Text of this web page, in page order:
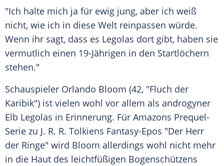
"Ich halte mich ja für ewig jung, aber ich weiß
nicht, wie ich in diese Welt reinpassen würde.
Wenn ihr sagt, dass es Legolas dort gibt, haben sie
vermutlich einen 19-Jährigen in den Startlöchern
stehen."
Schauspieler Orlando Bloom (42, "Fluch der
Karibik") ist vielen wohl vor allem als androgyner
Elb Legolas in Erinnerung. Für Amazons Prequel-
Serie zu J. R. R. Tolkiens Fantasy-Epos "Der Herr
der Ringe" wird Bloom allerdings wohl nicht mehr
in die Haut des leichtfüßigen Bogenschützens